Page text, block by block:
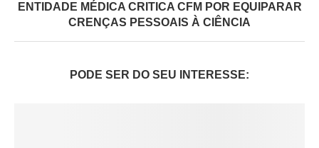
ENTIDADE MÉDICA CRITICA CFM POR EQUIPARAR
CRENÇAS PESSOAIS À CIÊNCIA
PODE SER DO SEU INTERESSE: